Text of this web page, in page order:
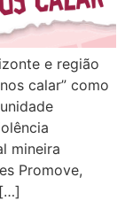
e região
calar” como
mineira
Promove,